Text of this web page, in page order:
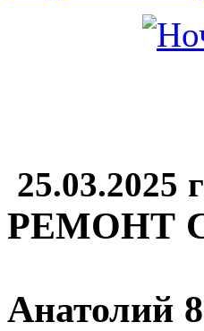
25.03.2025
РЕМОНТ
Анатолий